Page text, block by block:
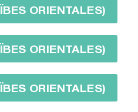
ORIENTALES)
ORIENTALES)
ORIENTALES)